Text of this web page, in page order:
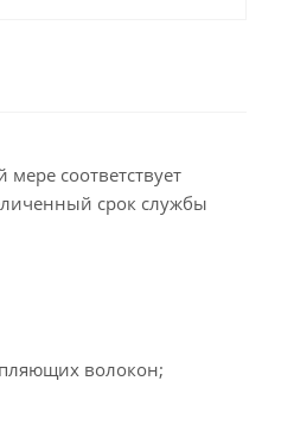
соответствует
срок службы
волокон;